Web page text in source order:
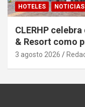
HOTELES NOTICIAS
CLERHP
& Resort como
3 agosto 2026